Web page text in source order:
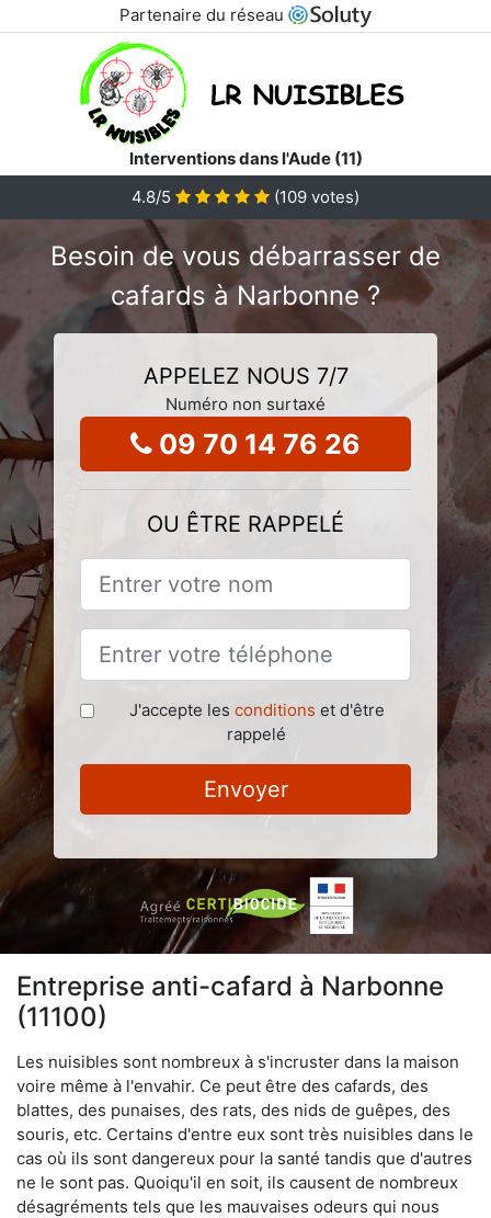
Partenaire du réseau
Interventions dans l'Aude (11)
4.8/5 (109 votes)
Besoin de vous débarrasser de
cafards à Narbonne ?
APPELEZ NOUS 7/7
Numéro non surtaxé
09 70 14 76 26
OU ÊTRE RAPPELÉ
J'accepte les conditions et d'être
rappelé
Envoyer
Entreprise anti-cafard à Narbonne
(11100)
Les nuisibles sont nombreux à s'incruster dans la maison
voire même à l'envahir. Ce peut être des cafards, des
blattes, des punaises, des rats, des nids de guêpes, des
souris, etc. Certains d'entre eux sont très nuisibles dans le
cas où ils sont dangereux pour la santé tandis que d'autres
ne le sont pas. Quoiqu'il en soit, ils causent de nombreux
désagréments tels que les mauvaises odeurs qui nous